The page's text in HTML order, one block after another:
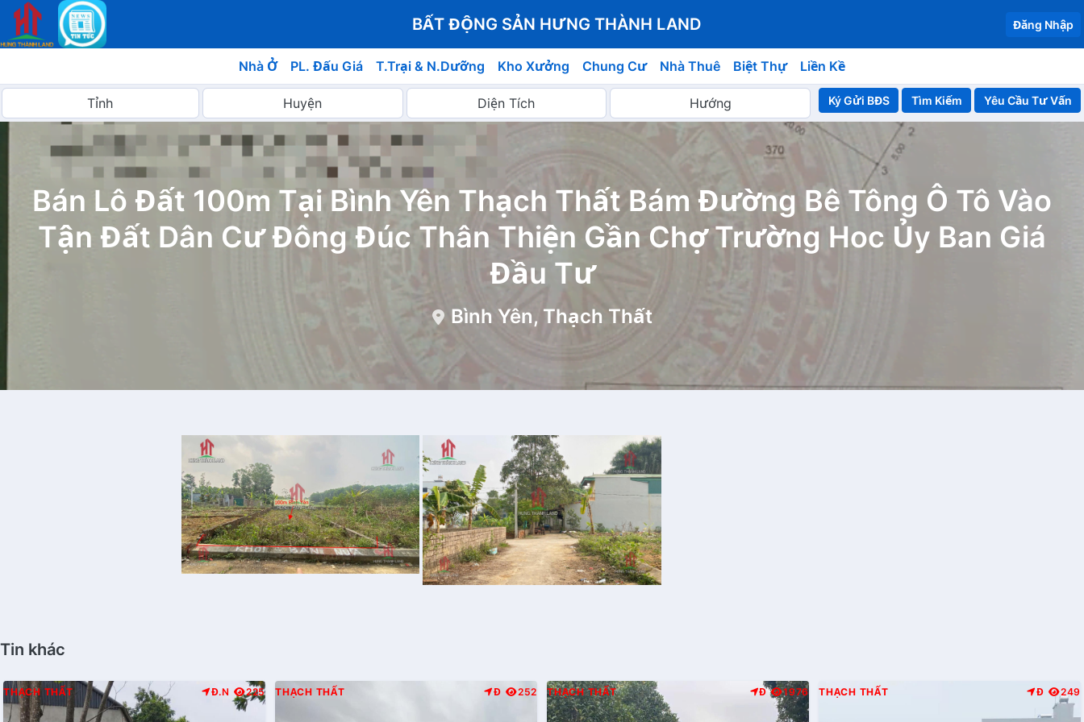
BẤT ĐỘNG SẢN HƯNG THÀNH LAND Đăng Nhập
Nhà Ở PL. Đấu Giá T.Trại & N.Dưỡng Kho Xưởng Chung Cư Nhà Thuê Biệt Thự Liền Kề
Ký Gửi BĐS Yêu Cầu Tư Vấn
Bán Lô Đất 100m Tại Bình Yên Thạch Thất Bám Đường Bê Tông Ô Tô Vào
Tận Đất Dân Cư Đông Đúc Thân Thiện Gần Chợ Trường Hoc Ủy Ban Giá
Đầu Tư
Bình Yên, Thạch Thất
Tin khác
THẠCH THẤT Đ.N 225 THẠCH THẤT Đ 252 THẠCH THẤT Đ 1976 THẠCH THẤT Đ 249